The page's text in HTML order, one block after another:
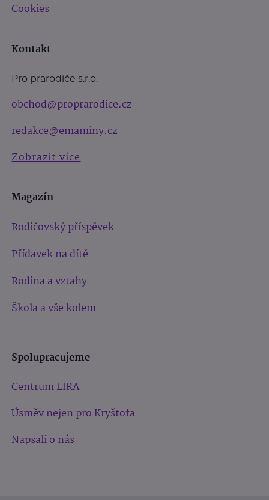
Cookies
Kontakt
Pro prarodiče s.r.o.
obchod@proprarodice.cz
redakce@emaminy.cz
Zobrazit více
Magazín
Rodičovský příspěvek
Přídavek na dítě
Rodina a vztahy
Škola a vše kolem
Spolupracujeme
Centrum LIRA
Úsměv nejen pro Kryštofa
Napsali o nás